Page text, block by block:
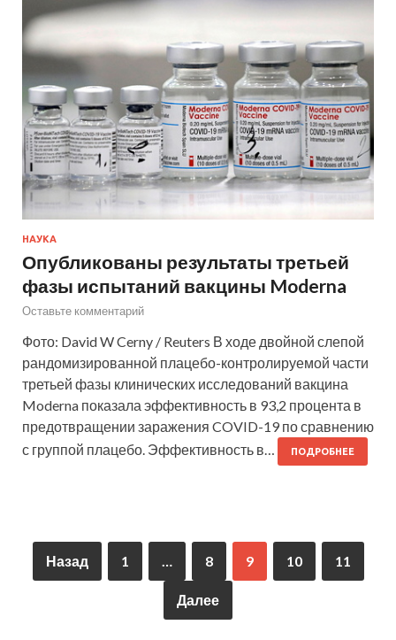
НАУКА
Опубликованы результаты третьей
фазы испытаний вакцины Moderna
Оставьте комментарий
Фото: David W Cerny / Reuters В ходе двойной слепой
рандомизированной плацебо-контролируемой части
третьей фазы клинических исследований вакцина
Moderna показала эффективность в 93,2 процента в
предотвращении заражения COVID-19 по сравнению
с группой плацебо. Эффективность в…
ПОДРОБНЕЕ
Назад 1 8 9 10 11
Далее